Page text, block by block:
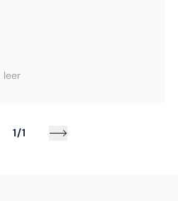
leer
1/1